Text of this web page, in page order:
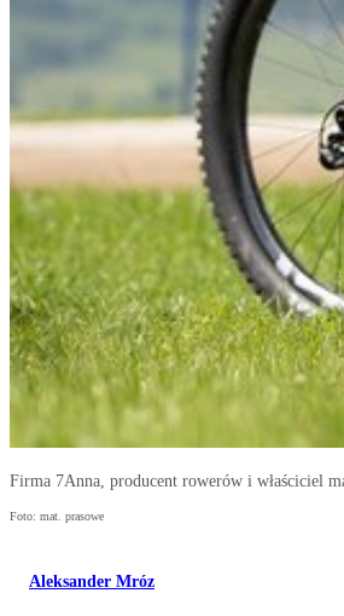
Firma 7Anna, producent rowerów i właściciel
Foto: mat. prasowe
Aleksander Mróz